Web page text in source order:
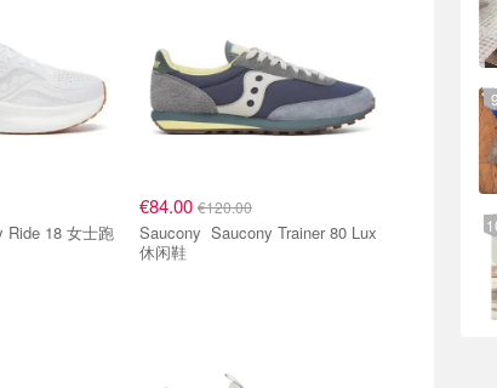
€84.00 €120.00
Saucony Saucony Trainer 80 Lux
休闲鞋